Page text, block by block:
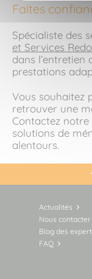
Faites
Spécialiste des
et Services
dans l’entretien
prestations
Vous souhaitez
retrouver une
Contactez
solutions de
alentours.
Actualités
Nous contacter
Blog des
FAQ